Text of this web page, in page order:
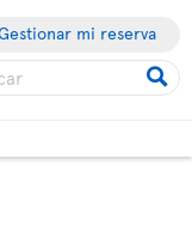
mi reserva